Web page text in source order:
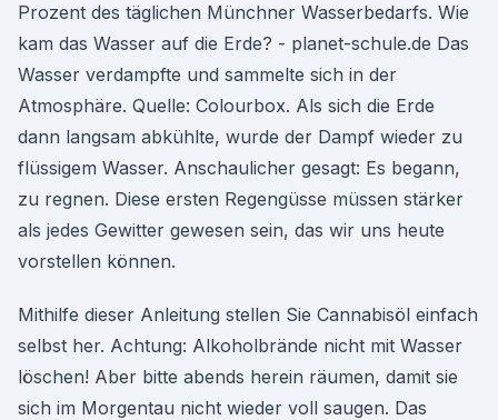
Prozent des täglichen Münchner Wasserbedarfs. Wie
kam das Wasser auf die Erde? - planet-schule.de Das
Wasser verdampfte und sammelte sich in der
Atmosphäre. Quelle: Colourbox. Als sich die Erde
dann langsam abkühlte, wurde der Dampf wieder zu
flüssigem Wasser. Anschaulicher gesagt: Es begann,
zu regnen. Diese ersten Regengüsse müssen stärker
als jedes Gewitter gewesen sein, das wir uns heute
vorstellen können.
Mithilfe dieser Anleitung stellen Sie Cannabisöl einfach
selbst her. Achtung: Alkoholbrände nicht mit Wasser
löschen! Aber bitte abends herein räumen, damit sie
sich im Morgentau nicht wieder voll saugen. Das